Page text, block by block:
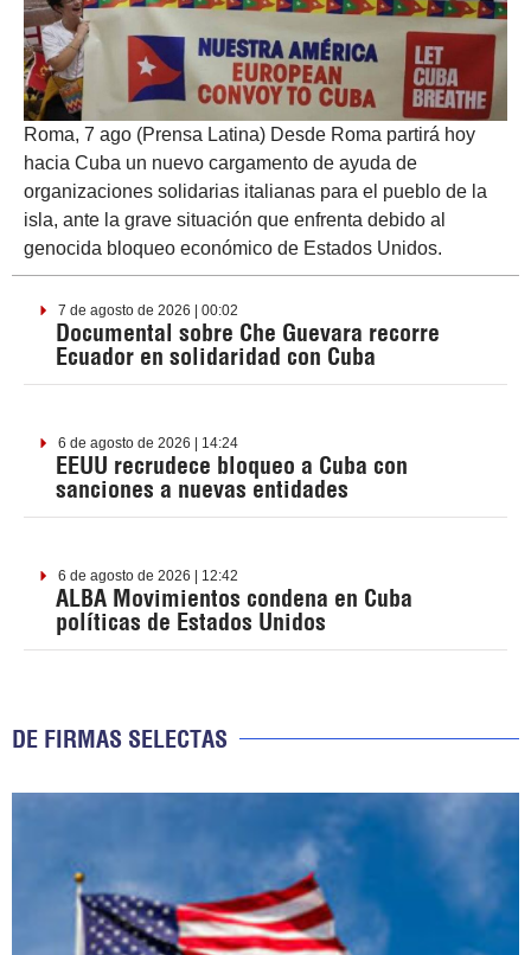
Roma, 7 ago (Prensa Latina) Desde Roma partirá hoy
hacia Cuba un nuevo cargamento de ayuda de
organizaciones solidarias italianas para el pueblo de la
isla, ante la grave situación que enfrenta debido al
genocida bloqueo económico de Estados Unidos.
7 de agosto de 2026 | 00:02
Documental sobre Che Guevara recorre
Ecuador en solidaridad con Cuba
6 de agosto de 2026 | 14:24
EEUU recrudece bloqueo a Cuba con
sanciones a nuevas entidades
6 de agosto de 2026 | 12:42
ALBA Movimientos condena en Cuba
políticas de Estados Unidos
DE FIRMAS SELECTAS